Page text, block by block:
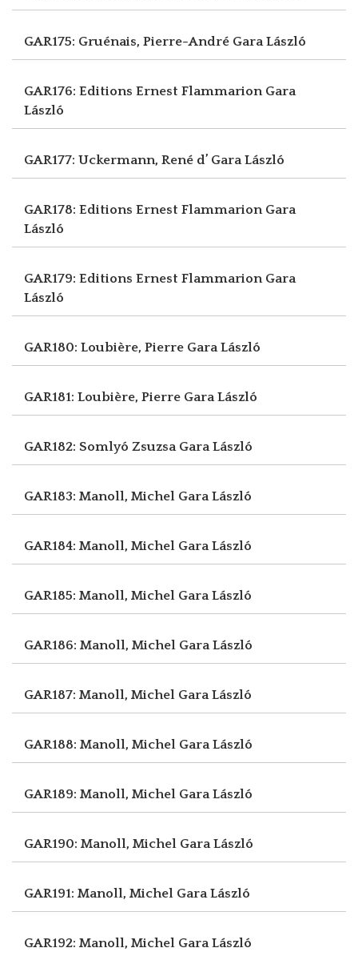
GAR175: Gruénais, Pierre-André Gara László
GAR176: Editions Ernest Flammarion Gara
László
GAR177: Uckermann, René d’ Gara László
GAR178: Editions Ernest Flammarion Gara
László
GAR179: Editions Ernest Flammarion Gara
László
GAR180: Loubière, Pierre Gara László
GAR181: Loubière, Pierre Gara László
GAR182: Somlyó Zsuzsa Gara László
GAR183: Manoll, Michel Gara László
GAR184: Manoll, Michel Gara László
GAR185: Manoll, Michel Gara László
GAR186: Manoll, Michel Gara László
GAR187: Manoll, Michel Gara László
GAR188: Manoll, Michel Gara László
GAR189: Manoll, Michel Gara László
GAR190: Manoll, Michel Gara László
GAR191: Manoll, Michel Gara László
GAR192: Manoll, Michel Gara László